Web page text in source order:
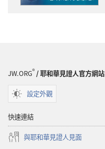
JW.ORG® / 耶和華見證人官方網站
設定外觀
快速連結
與耶和華見證人見面